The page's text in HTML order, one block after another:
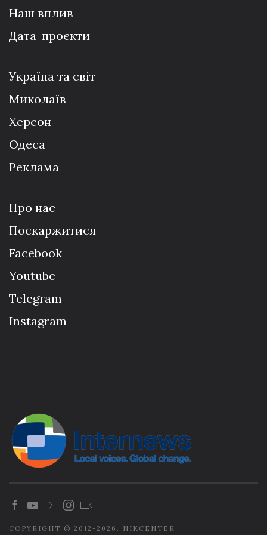
Наш вплив
Дата-проєкти
Україна та світ
Миколаїв
Херсон
Одеса
Реклама
Про нас
Поскаржитися
Facebook
Youtube
Telegram
Instagram
COPYRIGHT © 2012-2026. NIKCENTER